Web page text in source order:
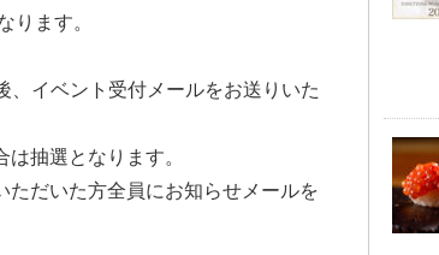
ります。
イベント受付メールをお送りいた
抽選となります。
だいた方全員にお知らせメールを